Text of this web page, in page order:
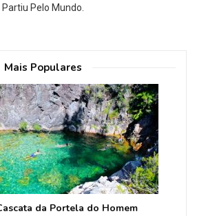
Partiu Pelo Mundo.
Mais Populares
da Portela do Homem